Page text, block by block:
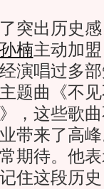
出历史感
孙楠主动加
演唱过多
题曲《不
，这些歌
带来了高
期待。他
住这段历